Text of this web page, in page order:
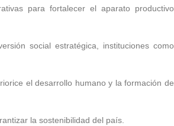
para fortalecer el aparato productivo
social estratégica, instituciones como
el desarrollo humano y la formación de
la sostenibilidad del país.